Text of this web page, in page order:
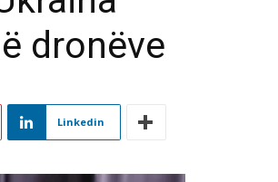
dronëve
Linkedin